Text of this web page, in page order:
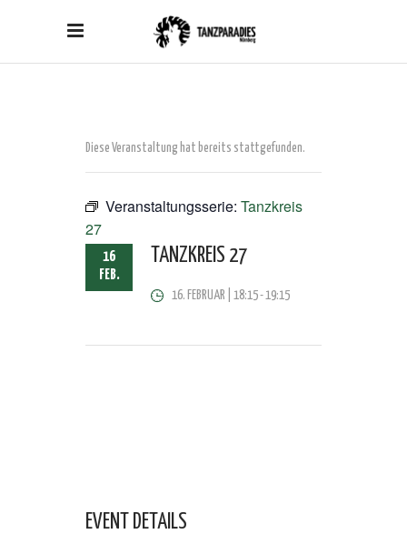
Diese Veranstaltung hat bereits stattgefunden.
Veranstaltungsserie: Tanzkreis
27
16
FEB.
TANZKREIS 27
16. FEBRUAR | 18:15-19:15
EVENT DETAILS